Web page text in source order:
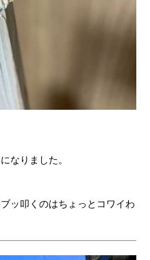
なりました。
ッ叩くのはちょっとコワイわ